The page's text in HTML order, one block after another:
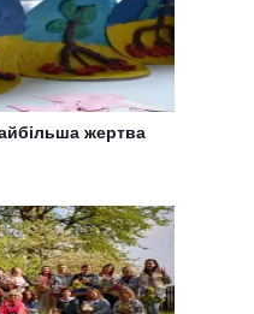
жертва